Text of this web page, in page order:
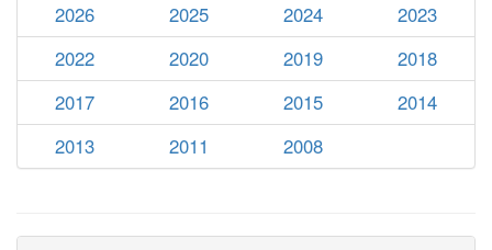
2026
2025 2024
2023
2022
2020 2019
2018
2017
2016 2015
2014
2013
2011 2008